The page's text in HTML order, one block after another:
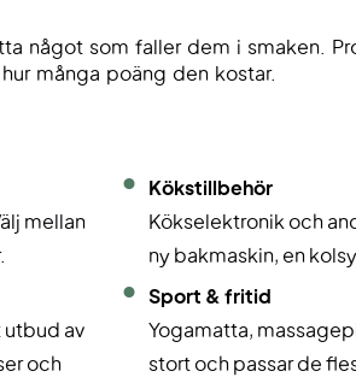
något som faller dem i smaken.
många poäng den kostar.
mellan
utbud av
och
Kökstillbehör
Kökselektronik och
ny bakmaskin, en
Sport & fritid
Yogamatta,
stort och passar de